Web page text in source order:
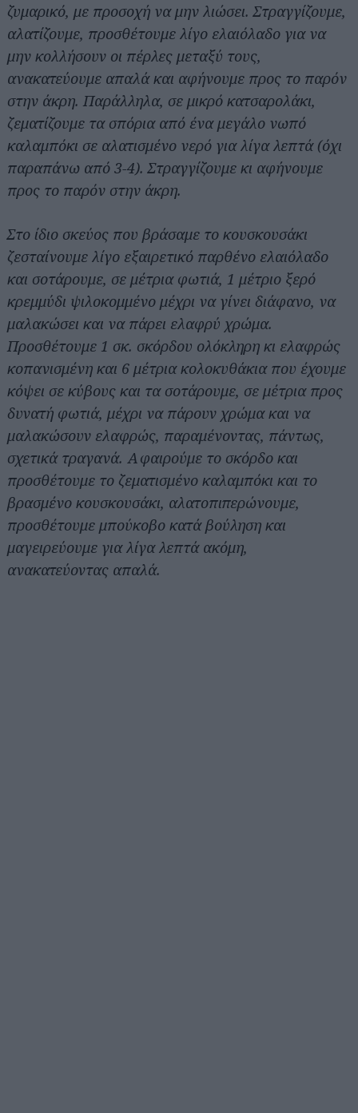
ζυμαρικό, με προσοχή να μην λιώσει. Στραγγίζουμε,
αλατίζουμε, προσθέτουμε λίγο ελαιόλαδο για να
μην κολλήσουν οι πέρλες μεταξύ τους,
ανακατεύουμε απαλά και αφήνουμε προς το παρόν
στην άκρη. Παράλληλα, σε μικρό κατσαρολάκι,
ζεματίζουμε τα σπόρια από ένα μεγάλο νωπό
καλαμπόκι σε αλατισμένο νερό για λίγα λεπτά (όχι
παραπάνω από 3-4). Στραγγίζουμε κι αφήνουμε
προς το παρόν στην άκρη.
Στο ίδιο σκεύος που βράσαμε το κουσκουσάκι
ζεσταίνουμε λίγο εξαιρετικό παρθένο ελαιόλαδο
και σοτάρουμε, σε μέτρια φωτιά, 1 μέτριο ξερό
κρεμμύδι ψιλοκομμένο μέχρι να γίνει διάφανο, να
μαλακώσει και να πάρει ελαφρύ χρώμα.
Προσθέτουμε 1 σκ. σκόρδου ολόκληρη κι ελαφρώς
κοπανισμένη και 6 μέτρια κολοκυθάκια που έχουμε
κόψει σε κύβους και τα σοτάρουμε, σε μέτρια προς
δυνατή φωτιά, μέχρι να πάρουν χρώμα και να
μαλακώσουν ελαφρώς, παραμένοντας, πάντως,
σχετικά τραγανά. Αφαιρούμε το σκόρδο και
προσθέτουμε το ζεματισμένο καλαμπόκι και το
βρασμένο κουσκουσάκι, αλατοπιπερώνουμε,
προσθέτουμε μπούκοβο κατά βούληση και
μαγειρεύουμε για λίγα λεπτά ακόμη,
ανακατεύοντας απαλά.